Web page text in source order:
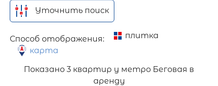
Уточнить поиск
Способ отображения:
плитка
карта
Показано 3 квартир у метро Беговая в
аренду